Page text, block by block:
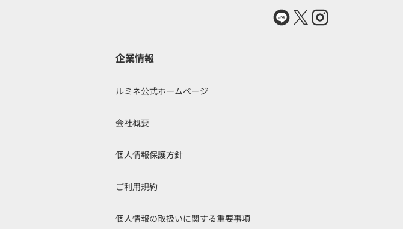
企業情報
ルミネ公式ホームページ
会社概要
個人情報保護方針
ご利用規約
個人情報の取扱いに関する重要事項